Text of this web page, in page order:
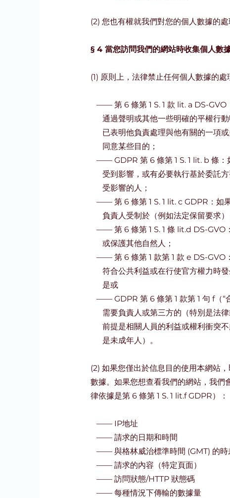
(2) 您也有權就我們對您的個人數據的
§ 4 當您訪問我們的網站時收集個人數
(1) 原則上，法律禁止任何個人數據的
—— 第 6 條第 1 S. 1 款 lit. a DS-
通過聲明或其他一些明確的平權行
已表明他負責處理與他有關的一項
同意某些目的；
—— GDPR 第 6 條第 1 S. 1 lit. b 條
受到影響，或有必要執行基於委託
受影響的人；
—— 第 6 條第 1 S. 1 lit. c GDPR：如
負責人受制於（例如法定保留要求）
—— 第 6 條第 1 S. 1 條 lit.d DS-
或保護其他自然人；
—— 第 6 條第 1 款第 1 款 e DS-GVO
符合公共利益或在行使官方權力時
是或
—— GDPR 第 6 條第 1 款第 1 句 f（
需要負責人或第三方的（特別是法律
前提是相關人員的利益或權利衝突
是未成年人）。
(2) 如果您僅出於信息目的使用本網站
數據。如果您想查看我們的網站，我們
律依據是第 6 條第 1 S. 1 lit.f GDPR）：
—— IP地址
—— 請求的日期和時間
—— 與格林威治標準時間 (GMT) 的時
—— 請求的內容（特定頁面）
—— 訪問狀態/HTTP 狀態碼
—— 每種情況下傳輸的數據量